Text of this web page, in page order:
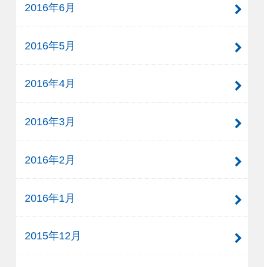
2016年6月
2016年5月
2016年4月
2016年3月
2016年2月
2016年1月
2015年12月